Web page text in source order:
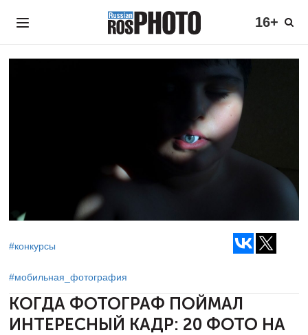
16+
#конкурсы
#мобильная_фотография
КОГДА ФОТОГРАФ ПОЙМАЛ
ИНТЕРЕСНЫЙ КАДР: 20 ФОТО НА